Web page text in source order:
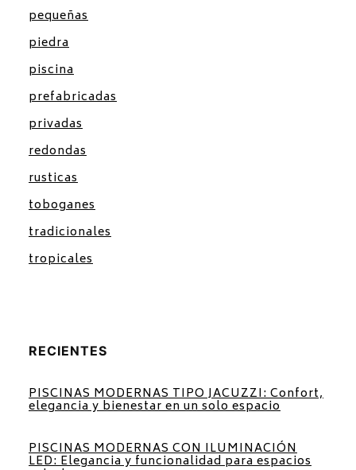
pequeñas
piedra
piscina
prefabricadas
privadas
redondas
rusticas
toboganes
tradicionales
tropicales
RECIENTES
PISCINAS MODERNAS TIPO JACUZZI: Confort,
elegancia y bienestar en un solo espacio
PISCINAS MODERNAS CON ILUMINACIÓN
LED: Elegancia y funcionalidad para espacios